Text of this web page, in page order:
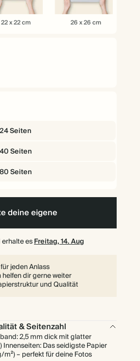
22 x 22 cm 26 26 x 26 cm
24 Seiten
40 Seiten
80 Seiten
deine eigene
esFreitag, 14. Aug
jeden Anlass
dir gerne weiter
und Qualität
& Seitenzahl
2,5 mm dick mit glatter
Innenseiten: Das seidigste Papier
– perfekt für deine Fotos